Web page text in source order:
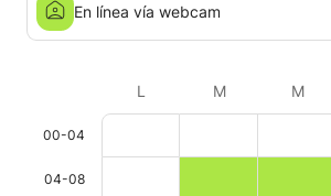
En línea vía webcam
L M M
00-04
04-08